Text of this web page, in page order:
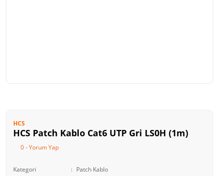
HCS
HCS Patch Kablo Cat6 UTP Gri LS0H (1m)
0 - Yorum Yap
Kategori
Patch Kablo